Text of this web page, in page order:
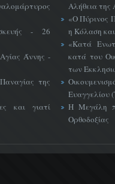
- 26
Άννης -
της
και γιατί
Αλήθεια της
«Ο Πύρινος
η Κόλαση
«Κατά
κατά του
των
Ευαγγελίου
Η Μεγάλη
Ορθοδοξίας